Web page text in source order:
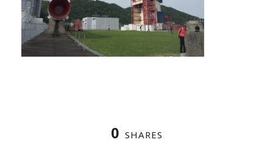
0 SHARES